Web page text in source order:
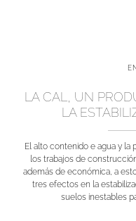
LA CAL, UN
LA
El alto contenido e agua y la
los trabajos de
además de económica, a
tres efectos en la
suelos inestables